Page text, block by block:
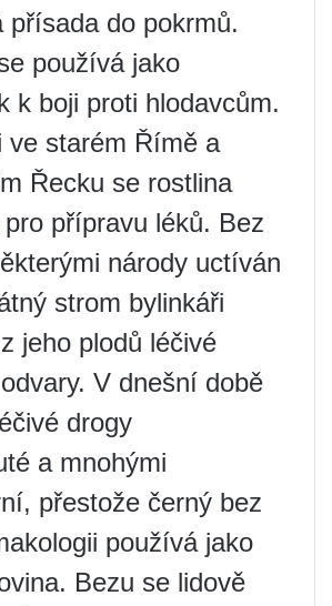
přísada do pokrmů.
používá jako
k boji proti hlodavcům.
ve starém Římě a
Řecku se rostlina
přípravu léků. Bez
národy uctíván
strom bylinkáři
jeho plodů léčivé
V dnešní době
drogy
a mnohými
přestože černý bez
používá jako
Bezu se lidově